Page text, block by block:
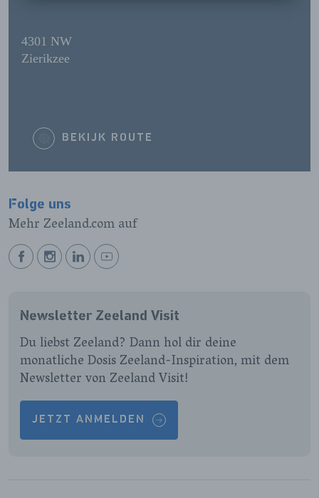
4301 NW
Zierikzee
BEKIJK ROUTE
Folge uns
Mehr Zeeland.com auf
BEKIJK
PAGINA
BEKIJK
PAGINA
BEKIJK
PAGINA
BEKIJK
PAGINA
Newsletter Zeeland Visit
Du liebst Zeeland? Dann hol dir deine
monatliche Dosis Zeeland-Inspiration, mit dem
Newsletter von Zeeland Visit!
JETZT ANMELDEN